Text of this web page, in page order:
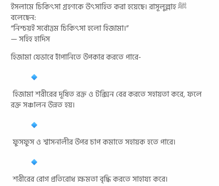
ইসলামে চিকিৎসা গ্রহণকে উৎসাহিত করা হয়েছে। রাসূলুল্লাহ ﷺ
বলেছেন:
“নিশ্চয়ই সর্বোত্তম চিকিৎসা হলো হিজামা।”
— সহিহ হাদিস
হিজামা যেভাবে হাঁপানিতে উপকার করতে পারে-
হিজামা শরীরের দূষিত রক্ত ও টক্সিন বের করতে সহায়তা করে, ফলে
রক্ত সঞ্চালন উন্নত হয়।
ফুসফুস ও শ্বাসনালীর উপর চাপ কমাতে সহায়ক হতে পারে।
শরীরের রোগ প্রতিরোধ ক্ষমতা বৃদ্ধি করতে সাহায্য করে।